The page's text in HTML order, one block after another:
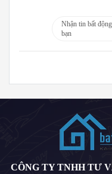
Nhận tin bất
bạn
CÔNG TY TNHH TƯ